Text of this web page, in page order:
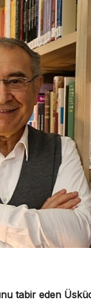
tabir eden